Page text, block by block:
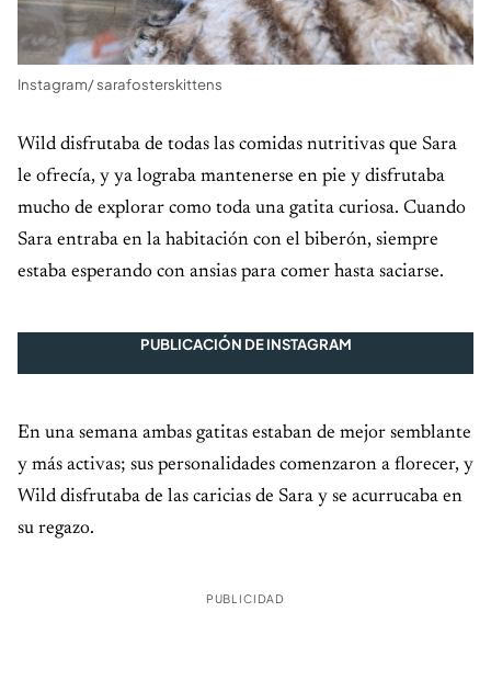
Instagram/ sarafosterskittens
Wild disfrutaba de todas las comidas nutritivas que Sara
le ofrecía, y ya lograba mantenerse en pie y disfrutaba
mucho de explorar como toda una gatita curiosa. Cuando
Sara entraba en la habitación con el biberón, siempre
estaba esperando con ansias para comer hasta saciarse.
PUBLICACIÓN DE INSTAGRAM
En una semana ambas gatitas estaban de mejor semblante
y más activas; sus personalidades comenzaron a florecer, y
Wild disfrutaba de las caricias de Sara y se acurrucaba en
su regazo.
PUBLICIDAD